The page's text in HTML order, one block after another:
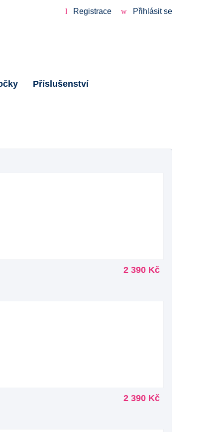
Registrace Přihlásit se
Příslušenství
2 390 Kč
2 390 Kč